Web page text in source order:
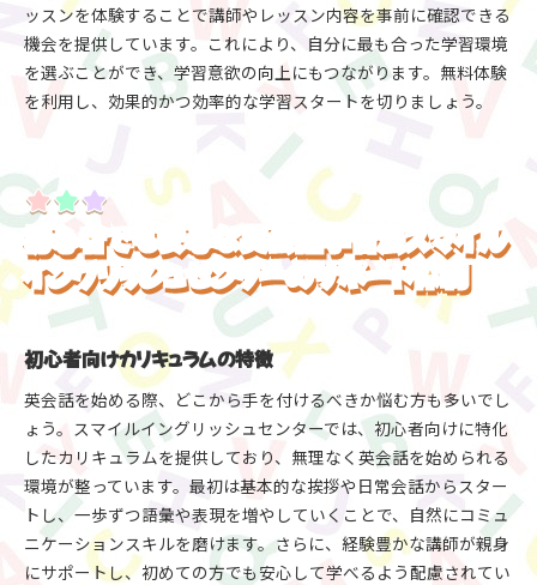
ッスンを体験することで講師やレッスン内容を事前に確認できる
機会を提供しています。これにより、自分に最も合った学習環境
を選ぶことができ、学習意欲の向上にもつながります。無料体験
を利用し、効果的かつ効率的な学習スタートを切りましょう。
初心者でも安心な英会話学習法スマイル
イングリッシュセンターのサポート体制
初心者向けカリキュラムの特徴
英会話を始める際、どこから手を付けるべきか悩む方も多いでし
ょう。スマイルイングリッシュセンターでは、初心者向けに特化
したカリキュラムを提供しており、無理なく英会話を始められる
環境が整っています。最初は基本的な挨拶や日常会話からスター
トし、一歩ずつ語彙や表現を増やしていくことで、自然にコミュ
ニケーションスキルを磨けます。さらに、経験豊かな講師が親身
にサポートし、初めての方でも安心して学べるよう配慮されてい